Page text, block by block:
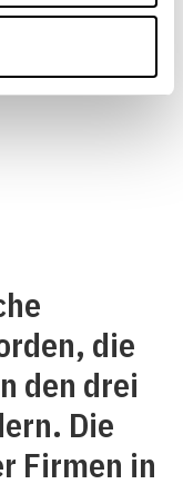
Absicht,
nationale
die
den drei
Die
Firmen in